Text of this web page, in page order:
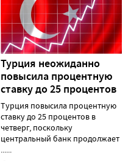
Турция неожиданно
повысила процентную
ставку до 25 процентов
Турция повысила процентную
ставку до 25 процентов в
четверг, поскольку
центральный банк продолжает
......